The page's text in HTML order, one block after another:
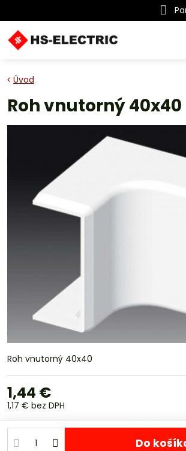
Úvod
Roh vnutorný 40x40
Roh vnutorný 40x40
1,44 €
1,17 € bez DPH
Do